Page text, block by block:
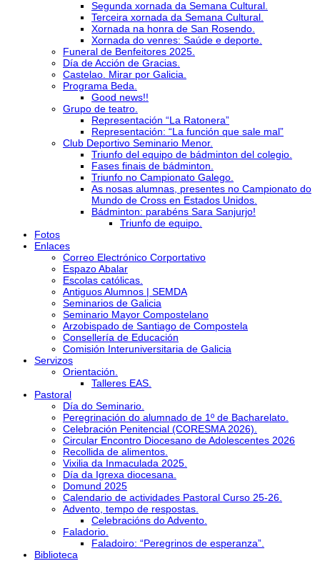
Segunda xornada da Semana Cultural.
Terceira xornada da Semana Cultural.
Xornada na honra de San Rosendo.
Xornada do venres: Saúde e deporte.
Funeral de Benfeitores 2025.
Día de Acción de Gracias.
Castelao. Mirar por Galicia.
Programa Beda.
Good news!!
Grupo de teatro.
Representación “La Ratonera”
Representación: “La función que sale mal”
Club Deportivo Seminario Menor.
Triunfo del equipo de bádminton del colegio.
Fases finais de bádminton.
Triunfo no Campionato Galego.
As nosas alumnas, presentes no Campionato do
Mundo de Cross en Estados Unidos.
Bádminton: parabéns Sara Sanjurjo!
Triunfo de equipo.
Fotos
Enlaces
Correo Electrónico Corportativo
Espazo Abalar
Escolas católicas.
Antiguos Alumnos | SEMDA
Seminarios de Galicia
Seminario Mayor Compostelano
Arzobispado de Santiago de Compostela
Consellería de Educación
Comisión Interuniversitaria de Galicia
Servizos
Orientación.
Talleres EAS.
Pastoral
Día do Seminario.
Peregrinación do alumnado de 1º de Bacharelato.
Celebración Penitencial (CORESMA 2026).
Circular Encontro Diocesano de Adolescentes 2026
Recollida de alimentos.
Vixilia da Inmaculada 2025.
Día da Igrexa diocesana.
Domund 2025
Calendario de actividades Pastoral Curso 25-26.
Advento, tempo de respostas.
Celebracións do Advento.
Faladorio.
Faladoiro: “Peregrinos de esperanza”.
Biblioteca